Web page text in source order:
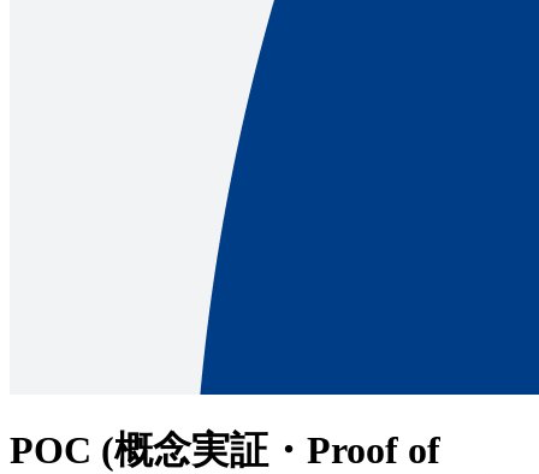
POC (概念実証・Proof of